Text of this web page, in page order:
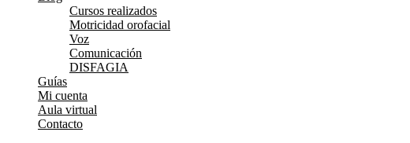
Cursos realizados
Motricidad orofacial
Voz
Comunicación
DISFAGIA
Guías
Mi cuenta
Aula virtual
Contacto